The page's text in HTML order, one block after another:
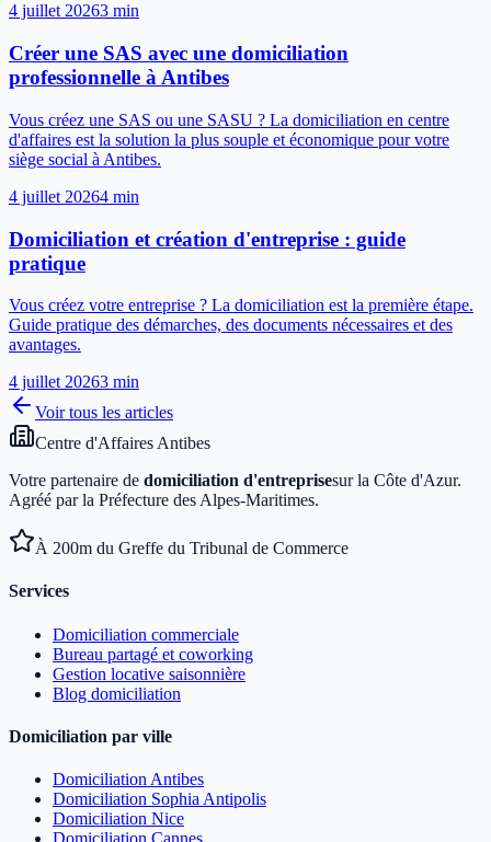
4 juillet 20263 min
Créer une SAS avec une domiciliation
professionnelle à Antibes
Vous créez une SAS ou une SASU ? La domiciliation en centre
d'affaires est la solution la plus souple et économique pour votre
siège social à Antibes.
4 juillet 20264 min
Domiciliation et création d'entreprise : guide
pratique
Vous créez votre entreprise ? La domiciliation est la première étape.
Guide pratique des démarches, des documents nécessaires et des
avantages.
4 juillet 20263 min
Voir tous les articles
Centre d'Affaires Antibes
Votre partenaire de domiciliation d'entreprisesur la Côte d'Azur.
Agréé par la Préfecture des Alpes-Maritimes.
À 200m du Greffe du Tribunal de Commerce
Services
Domiciliation commerciale
Bureau partagé et coworking
Gestion locative saisonnière
Blog domiciliation
Domiciliation par ville
Domiciliation Antibes
Domiciliation Sophia Antipolis
Domiciliation Nice